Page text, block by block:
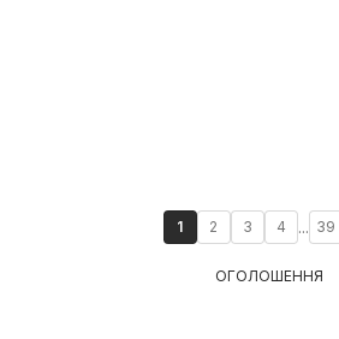
1 2 3 4 ... 39
ОГОЛОШЕННЯ